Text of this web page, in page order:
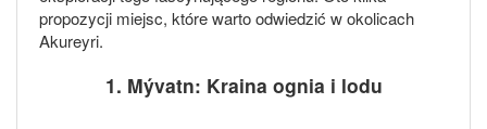
propozycji miejsc, które warto odwiedzić w okolicach
Akureyri.
1. Mývatn: Kraina ognia i lodu